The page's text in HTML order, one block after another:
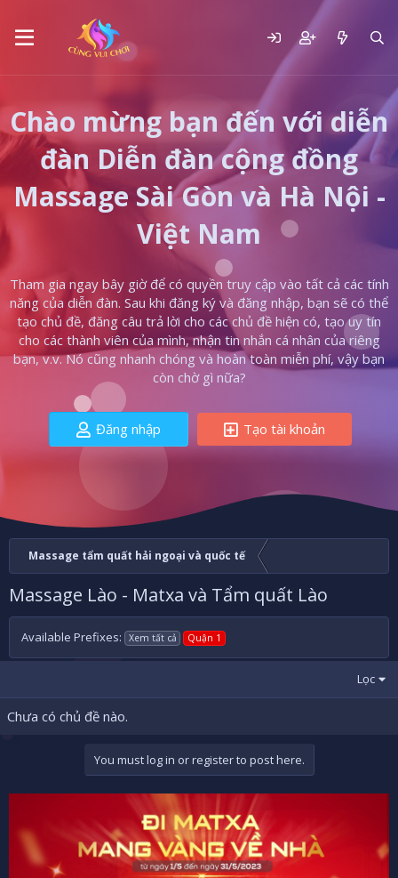
Chào mừng bạn đến với diễn
đàn Diễn đàn cộng đồng
Massage Sài Gòn và Hà Nội -
Việt Nam
Tham gia ngay bây giờ để có quyền truy cập vào tất cả các tính
năng của diễn đàn. Sau khi đăng ký và đăng nhập, bạn sẽ có thể
tạo chủ đề, đăng câu trả lời cho các chủ đề hiện có, tạo uy tín
cho các thành viên của mình, nhận tin nhắn cá nhân của riêng
bạn, v.v. Nó cũng nhanh chóng và hoàn toàn miễn phí, vậy bạn
còn chờ gì nữa?
Đăng nhập Tạo tài khoản
Massage tẩm quất hải ngoại và quốc tế
Massage Lào - Matxa và Tẩm quất Lào
Available Prefixes: Xem tất cả Quận 1
Lọc
Chưa có chủ đề nào.
You must log in or register to post here.